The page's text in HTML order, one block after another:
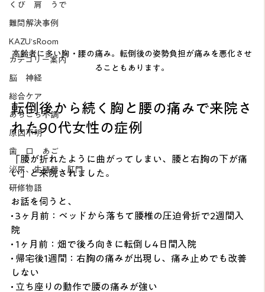
くび 肩 うで
難問解決事例
KAZU’sRoom
カテゴリー案内
脳 神経
総合ケア
あちこち不調
原因不明
歯 口 あご
泌尿、生殖器、肛門
研修物語
高齢者に多い胸・腰の痛み。転倒後の姿勢負担が痛みを悪化させ
ることもあります。
転倒後から続く胸と腰の痛みで来院さ
れた90代女性の症例
「腰が折れたように曲がってしまい、腰と右胸の下が痛
い」と来院されました。
お話を伺うと、
• 3ヶ月前：ベッドから落ちて腰椎の圧迫骨折で2週間入
院
• 1ヶ月前：畑で後ろ向きに転倒し4日間入院
• 帰宅後1週間：右胸の痛みが出現し、痛み止めでも改善
しない
• 立ち座りの動作で腰の痛みが強い